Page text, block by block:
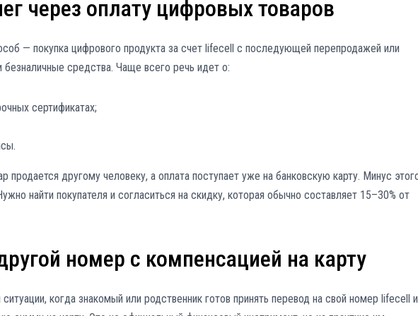
через оплату цифровых товаров
— покупка цифрового продукта за счет lifecell с последующей перепродажей или
средства. Чаще всего речь идет о:
сертификатах;
продается другому человеку, а оплата поступает уже на банковскую карту. Минус
найти покупателя и согласиться на скидку, которая обычно составляет 15–30% от
номер с компенсацией на карту
когда знакомый или родственник готов принять перевод на свой номер lifecell и